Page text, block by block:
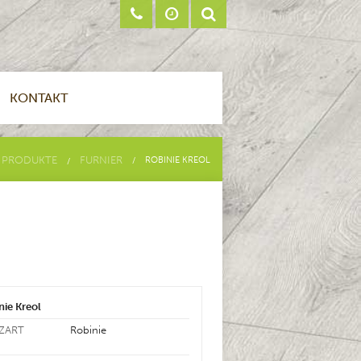
KONTAKT
PRODUKTE FURNIER ROBINIE KREOL
Kreol
Robinie